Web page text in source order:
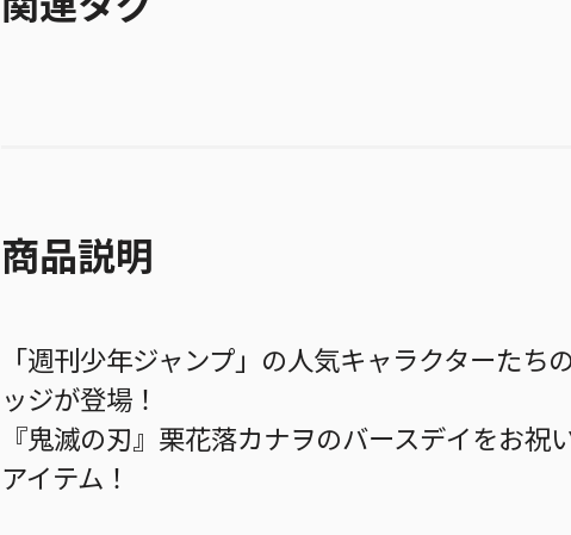
商品説明
「週刊少年ジャンプ」の人気キャラクターたち
ッジが登場！
『鬼滅の刃』栗花落カナヲのバースデイをお祝
アイテム！